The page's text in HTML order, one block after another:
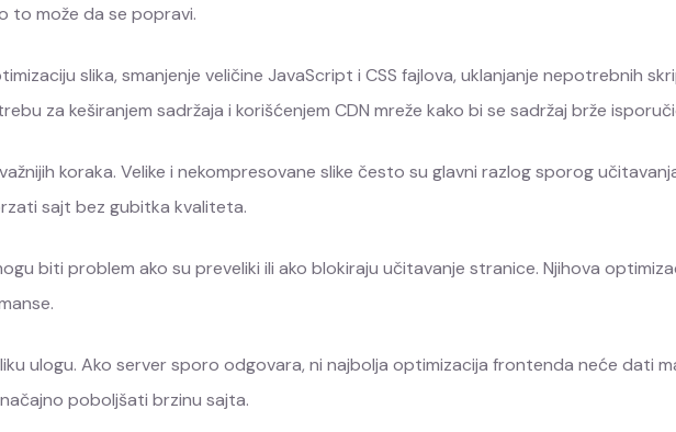
to može da se popravi.
slika, smanjenje veličine JavaScript i CSS fajlova, uklanjanje nepotrebnih
za keširanjem sadržaja i korišćenjem CDN mreže kako bi se sadržaj brže
koraka. Velike i nekompresovane slike često su glavni razlog sporog
sajt bez gubitka kvaliteta.
biti problem ako su preveliki ili ako blokiraju učitavanje stranice. Njihova
ulogu. Ako server sporo odgovara, ni najbolja optimizacija frontenda neće dati
poboljšati brzinu sajta.